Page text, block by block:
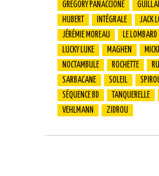
GRÉGORY PANACCIONE
HUBERT
INTÉGRALE
JACK
JÉRÉMIE MOREAU
LE LOMBARD
LUCKY LUKE
MAGHEN
NOCTAMBULE
ROCHETTE
SARBACANE
SOLEIL
SÉQUENCE BD
TANQUERELLE
VEHLMANN
ZIDROU